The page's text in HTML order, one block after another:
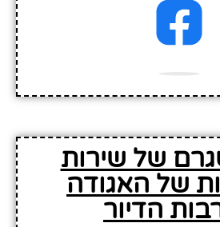
של שירות
של האגודה
הדיור